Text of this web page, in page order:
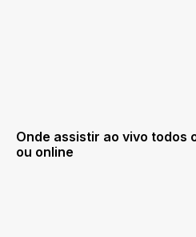
Onde assistir ao vivo todos
ou online